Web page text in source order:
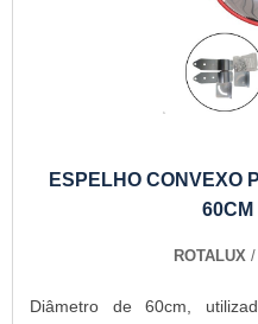
ESPELHO CONVEXO
60CM
ROTALUX /
Diâmetro de 60cm,